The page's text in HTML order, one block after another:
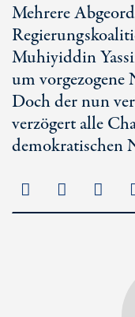
Mehrere
Muhiyiddin
um vorgezogene
Doch der nun
verzögert alle
demokratischen